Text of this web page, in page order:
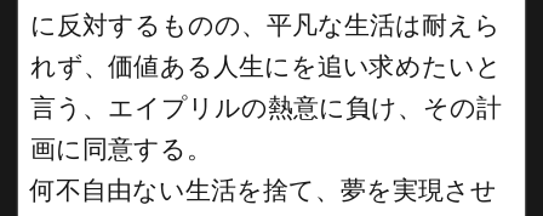
に反対するものの、平凡な生活は耐えら
れず、価値ある人生にを追い求めたいと
言う、エイプリルの熱意に負け、その計
画に同意する。
何不自由ない生活を捨て、夢を実現させ